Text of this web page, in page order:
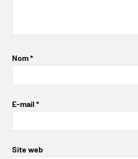
Nom*
E-mail *
Site web